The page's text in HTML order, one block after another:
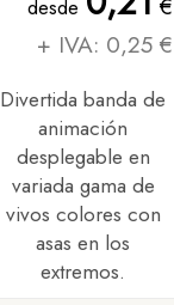
desde
+ IVA: 0,25 €
Divertida banda de
animación
desplegable en
variada gama de
vivos colores con
asas en los
extremos.